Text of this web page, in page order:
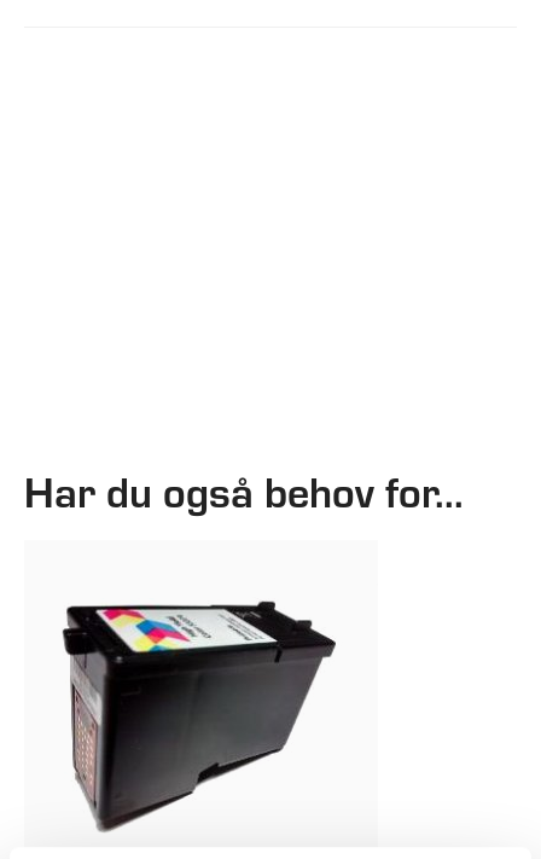
Har du også behov for...